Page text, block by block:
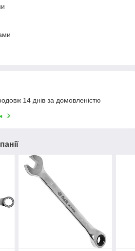
14 днів за домовленістю